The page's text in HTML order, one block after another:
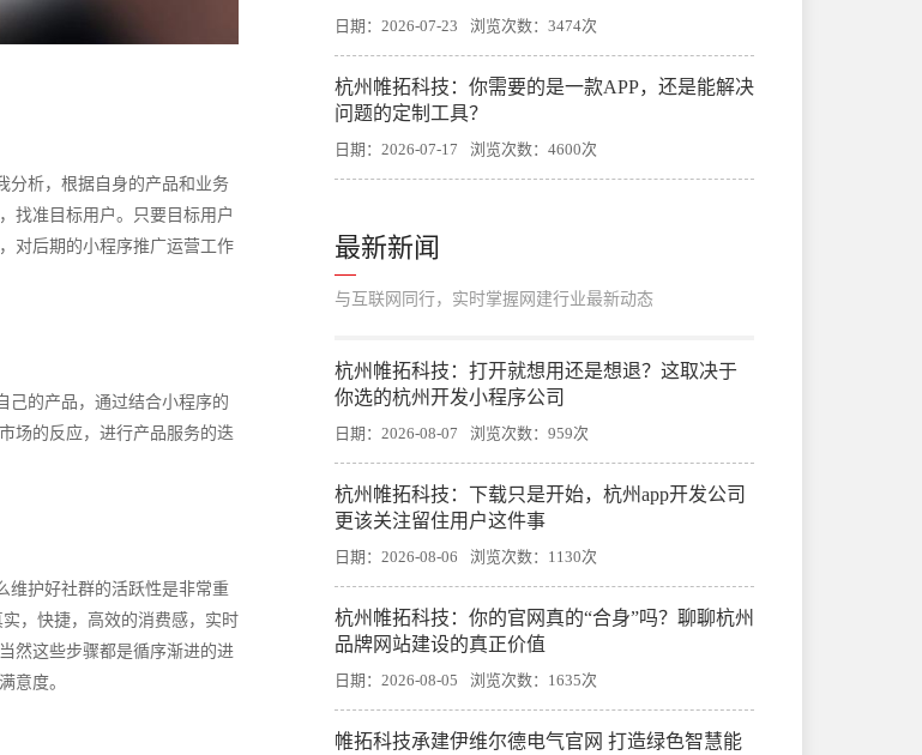
分析，根据自身的产品和业务
找准目标用户。只要目标用户
对后期的小程序推广运营工作
己的产品，通过结合小程序的
场的反应，进行产品服务的迭
维护好社群的活跃性是非常重
，快捷，高效的消费感，实时
然这些步骤都是循序渐进的进
意度。
日期：2026-07-23 浏览次数：3474次
杭州帷拓科技：你需要的是一款APP，还是能解决
问题的定制工具？
日期：2026-07-17 浏览次数：4600次
最新新闻
与互联网同行，实时掌握网建行业最新动态
杭州帷拓科技：打开就想用还是想退？这取决于
你选的杭州开发小程序公司
日期：2026-08-07 浏览次数：959次
杭州帷拓科技：下载只是开始，杭州app开发公司
更该关注留住用户这件事
日期：2026-08-06 浏览次数：1130次
杭州帷拓科技：你的官网真的“合身”吗？聊聊杭州
品牌网站建设的真正价值
日期：2026-08-05 浏览次数：1635次
帷拓科技承建伊维尔德电气官网 打造绿色智慧能